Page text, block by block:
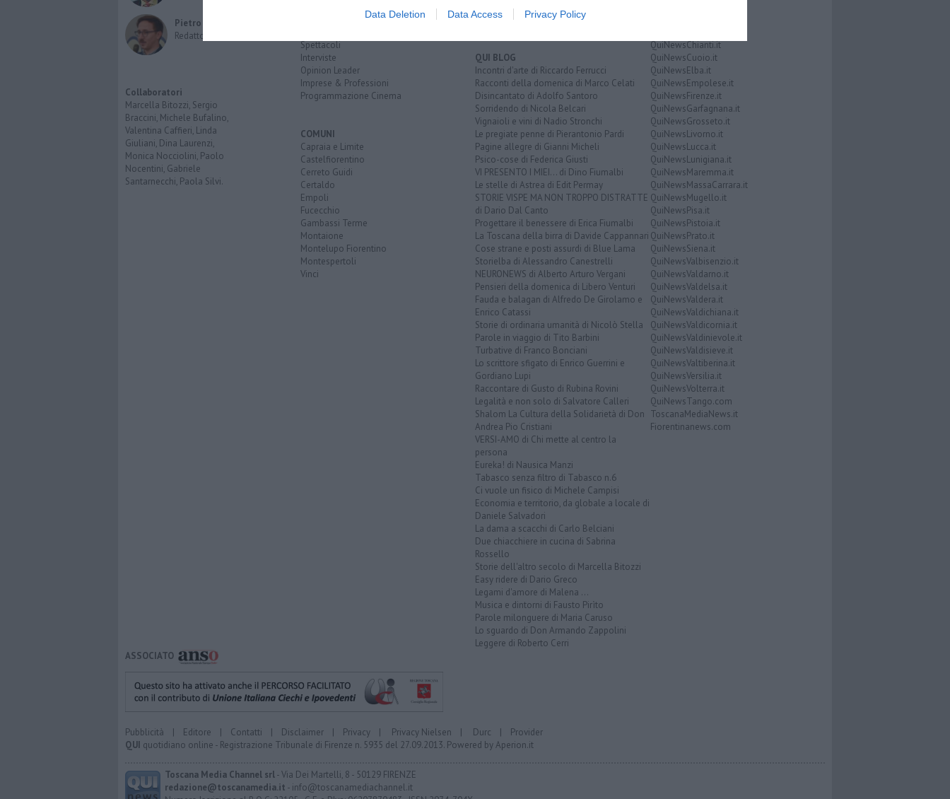
Data Deletion Data Access Privacy Policy
Pietro Mattonai
Redattore
Collaboratori
Marcella Bitozzi, Sergio
Braccini, Michele Bufalino,
Valentina Caffieri, Linda
Giuliani, Dina Laurenzi,
Monica Nocciolini, Paolo
Nocentini, Gabriele
Santarnecchi, Paola Silvi.
Spettacoli
Interviste
Opinion Leader
Imprese & Professioni
Programmazione Cinema
COMUNI
Capraia e Limite
Castelfiorentino
Cerreto Guidi
Certaldo
Empoli
Fucecchio
Gambassi Terme
Montaione
Montelupo Fiorentino
Montespertoli
Vinci
Archivio Notizie
Persone
QUI BLOG
Incontri d'arte di Riccardo Ferrucci
Racconti della domenica di Marco Celati
Disincantato di Adolfo Santoro
Sorridendo di Nicola Belcari
Vignaioli e vini di Nadio Stronchi
Le pregiate penne di Pierantonio Pardi
Pagine allegre di Gianni Micheli
Psico-cose di Federica Giusti
VI PRESENTO I MIEI... di Dino Fiumalbi
Le stelle di Astrea di Edit Permay
STORIE VISPE MA NON TROPPO DISTRATTE
di Dario Dal Canto
Progettare il benessere di Erica Fiumalbi
La Toscana della birra di Davide Cappannari
Cose strane e posti assurdi di Blue Lama
Storielba di Alessandro Canestrelli
NEURONEWS di Alberto Arturo Vergani
Pensieri della domenica di Libero Venturi
Fauda e balagan di Alfredo De Girolamo e
Enrico Catassi
Storie di ordinaria umanità di Nicolò Stella
Parole in viaggio di Tito Barbini
Turbative di Franco Bonciani
Lo scrittore sfigato di Enrico Guerrini e
Gordiano Lupi
Raccontare di Gusto di Rubina Rovini
Legalità e non solo di Salvatore Calleri
Shalom La Cultura della Solidarietà di Don
Andrea Pio Cristiani
VERSI-AMO di Chi mette al centro la
persona
Eureka! di Nausica Manzi
Tabasco senza filtro di Tabasco n.6
Ci vuole un fisico di Michele Campisi
Economia e territorio, da globale a locale di
Daniele Salvadori
La dama a scacchi di Carlo Belciani
Due chiacchiere in cucina di Sabrina
Rossello
Storie dell'altro secolo di Marcella Bitozzi
Easy ridere di Dario Greco
Legami d'amore di Malena ...
Musica e dintorni di Fausto Pirìto
Parole milonguere di Maria Caruso
Lo sguardo di Don Armando Zappolini
Leggere di Roberto Cerri
QuiNewsChianti.it
QuiNewsCuoio.it
QuiNewsElba.it
QuiNewsEmpolese.it
QuiNewsFirenze.it
QuiNewsGarfagnana.it
QuiNewsGrosseto.it
QuiNewsLivorno.it
QuiNewsLucca.it
QuiNewsLunigiana.it
QuiNewsMaremma.it
QuiNewsMassaCarrara.it
QuiNewsMugello.it
QuiNewsPisa.it
QuiNewsPistoia.it
QuiNewsPrato.it
QuiNewsSiena.it
QuiNewsValbisenzio.it
QuiNewsValdarno.it
QuiNewsValdelsa.it
QuiNewsValdera.it
QuiNewsValdichiana.it
QuiNewsValdicornia.it
QuiNewsValdinievole.it
QuiNewsValdisieve.it
QuiNewsValtiberina.it
QuiNewsVersilia.it
QuiNewsVolterra.it
QuiNewsTango.com
ToscanaMediaNews.it
Fiorentinanews.com
ASSOCIATO
Pubblicità | Editore | Contatti | Disclaimer | Privacy | Privacy Nielsen | Durc | Provider
QUI quotidiano online - Registrazione Tribunale di Firenze n. 5935 del 27.09.2013. Powered byAperion.it
Toscana Media Channel srl- Via Dei Martelli, 8 - 50129 FIRENZE
redazione@toscanamedia.it - info@toscanamediachannel.it